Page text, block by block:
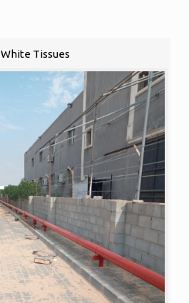
White Tissues